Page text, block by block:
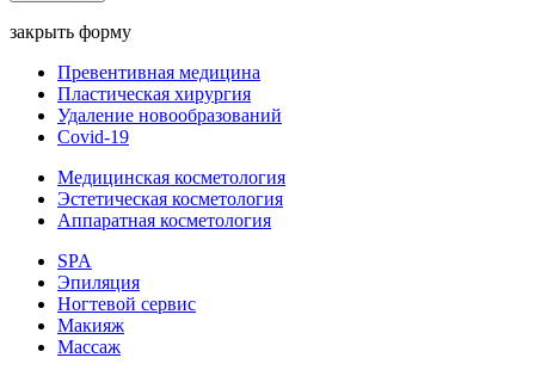
закрыть форму
Превентивная медицина
Пластическая хирургия
Удаление новообразований
Covid-19
Медицинская косметология
Эстетическая косметология
Аппаратная косметология
SPA
Эпиляция
Ногтевой сервис
Макияж
Массаж